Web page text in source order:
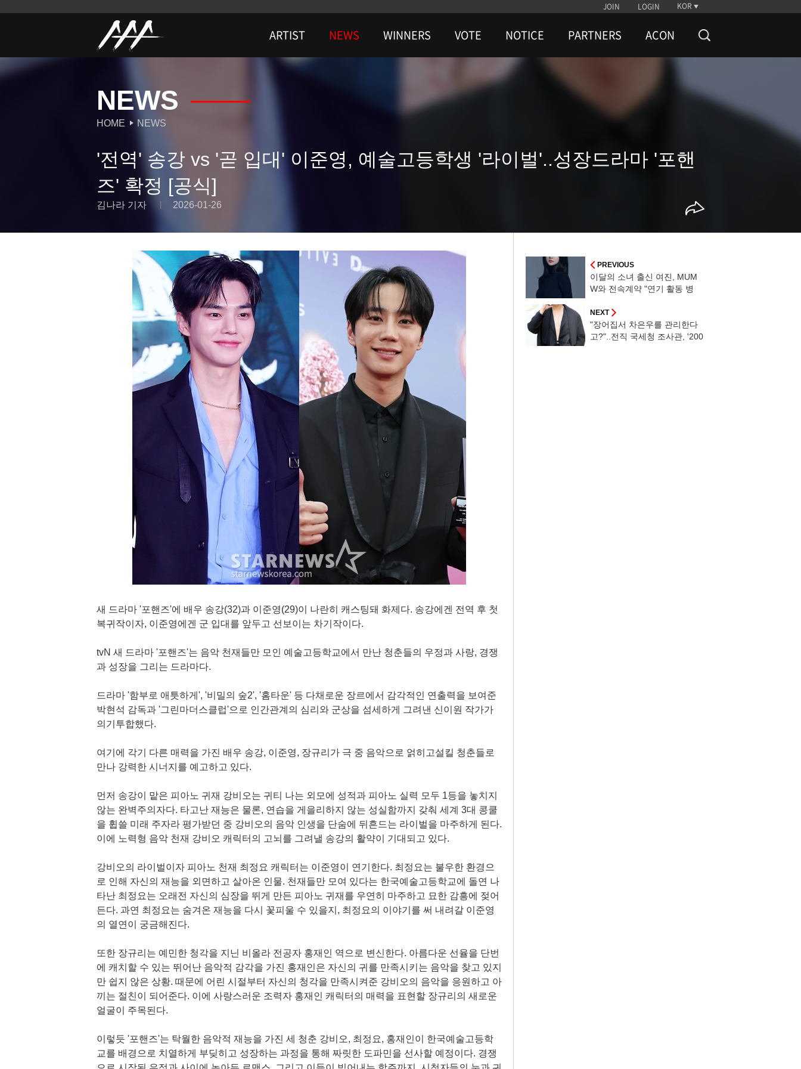
JOIN LOGIN KOR
ARTIST NEWS WINNERS VOTE NOTICE PARTNERS ACON
NEWS
HOME NEWS
'전역' 송강 vs '곧 입대' 이준영, 예술고등학생 '라이벌'..성장드라마 '포핸
즈' 확정 [공식]
김나라 기자 2026-01-26
새 드라마 '포핸즈'에 배우 송강(32)과 이준영(29)이 나란히 캐스팅돼 화제다. 송강에겐 전역 후 첫
복귀작이자, 이준영에겐 군 입대를 앞두고 선보이는 차기작이다.
tvN 새 드라마 '포핸즈'는 음악 천재들만 모인 예술고등학교에서 만난 청춘들의 우정과 사랑, 경쟁
과 성장을 그리는 드라마다.
드라마 '함부로 애틋하게', '비밀의 숲2', '홈타운' 등 다채로운 장르에서 감각적인 연출력을 보여준
박현석 감독과 '그린마더스클럽'으로 인간관계의 심리와 군상을 섬세하게 그려낸 신이원 작가가
의기투합했다.
여기에 각기 다른 매력을 가진 배우 송강, 이준영, 장규리가 극 중 음악으로 얽히고설킬 청춘들로
만나 강력한 시너지를 예고하고 있다.
먼저 송강이 맡은 피아노 귀재 강비오는 귀티 나는 외모에 성적과 피아노 실력 모두 1등을 놓치지
않는 완벽주의자다. 타고난 재능은 물론, 연습을 게을리하지 않는 성실함까지 갖춰 세계 3대 콩쿨
을 휩쓸 미래 주자라 평가받던 중 강비오의 음악 인생을 단숨에 뒤흔드는 라이벌을 마주하게 된다.
이에 노력형 음악 천재 강비오 캐릭터의 고뇌를 그려낼 송강의 활약이 기대되고 있다.
강비오의 라이벌이자 피아노 천재 최정요 캐릭터는 이준영이 연기한다. 최정요는 불우한 환경으
로 인해 자신의 재능을 외면하고 살아온 인물. 천재들만 모여 있다는 한국예술고등학교에 돌연 나
타난 최정요는 오래전 자신의 심장을 뛰게 만든 피아노 귀재를 우연히 마주하고 묘한 감흥에 젖어
든다. 과연 최정요는 숨겨온 재능을 다시 꽃피울 수 있을지, 최정요의 이야기를 써 내려갈 이준영
의 열연이 궁금해진다.
또한 장규리는 예민한 청각을 지닌 비올라 전공자 홍재인 역으로 변신한다. 아름다운 선율을 단번
에 캐치할 수 있는 뛰어난 음악적 감각을 가진 홍재인은 자신의 귀를 만족시키는 음악을 찾고 있지
만 쉽지 않은 상황. 때문에 어린 시절부터 자신의 청각을 만족시켜준 강비오의 음악을 응원하고 아
끼는 절친이 되어준다. 이에 사랑스러운 조력자 홍재인 캐릭터의 매력을 표현할 장규리의 새로운
얼굴이 주목된다.
이렇듯 '포핸즈'는 탁월한 음악적 재능을 가진 세 청춘 강비오, 최정요, 홍재인이 한국예술고등학
교를 배경으로 치열하게 부딪히고 성장하는 과정을 통해 짜릿한 도파민을 선사할 예정이다. 경쟁
PREVIOUS
이달의 소녀 출신 여진, MUM
W와 전속계약 "연기 활동 병
NEXT
"장어집서 차은우를 관리한다
고?"..전직 국세청 조사관, '200